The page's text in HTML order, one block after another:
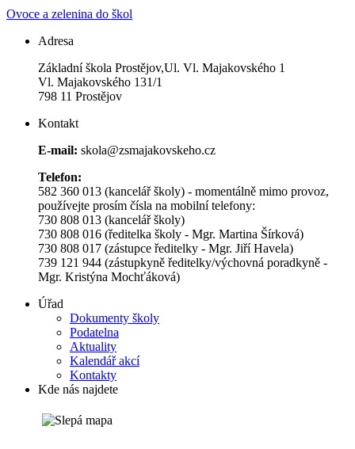
Ovoce a zelenina do škol
Adresa
Základní škola Prostějov,Ul. Vl. Majakovského 1
Vl. Majakovského 131/1
798 11 Prostějov
Kontakt
E-mail: skola@zsmajakovskeho.cz
Telefon:
582 360 013 (kancelář školy) - momentálně mimo provoz,
používejte prosím čísla na mobilní telefony:
730 808 013 (kancelář školy)
730 808 016 (ředitelka školy - Mgr. Martina Šírková)
730 808 017 (zástupce ředitelky - Mgr. Jiří Havela)
739 121 944 (zástupkyně ředitelky/výchovná poradkyně -
Mgr. Kristýna Mochťáková)
Úřad
Dokumenty školy
Podatelna
Aktuality
Kalendář akcí
Kontakty
Kde nás najdete